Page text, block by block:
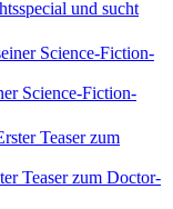
und sucht
Science-Fiction-
Teaser zum Doctor-